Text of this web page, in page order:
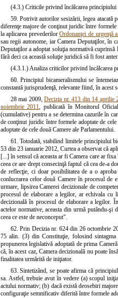
(4.3.) Criticile privind încălcarea principiului
59. Potrivit autorilor sesizării, legea atacată
diferenţe majore de conţinut juridic între formele
la aplicarea prevederilorOrdonanţei de urgenţă
sau regii autonome, iar Camera Deputaţilor, în
Deputaţilor a adoptat soluţia normativă
fără deci ca această soluţie juridică să fi fost
(4.3.1.) Analiza criticilor privind încălcarea
60. Principiul bicameralismului se
constantă jurisprudenţă, relevante fiind, în
28 mai 2009,Decizia nr. 413 din 14 aprilie
noiembrie 2011, publicată în Monitorul
(cumulative) pentru a se determina cazurile în
de conţinut juridic între formele adoptate de
adoptate de cele două Camere ale Parlamentului.
61. Totodată, stabilind limitele principiului
53 din 23 ianuarie 2012, Curtea a observat că
[...] în sensul că aceasta ar fi Camera care ar
ceea ce are drept consecinţă faptul că cea de-a
de reflecţie, ci doar posibilitatea de a o
conlucrarea celor două Camere în procesul
urmare, lipsirea Camerei decizionale de
procesul de elaborare a legilor, ar echivala cu
decizională în procesul de elaborare a legilor.
actelor normative, aceasta din urmă putându-
ceea ce este de neconceput".
62. Prin Decizia nr. 624 din 26 octombrie
75 alin. (3) din Constituţie, folosind
propunerea legislativă adoptată de prima
că, în acest caz, Camera decizională nu poate
finalitatea urmărită de iniţiator.
63. Sintetizând, se poate afirma că
sa. Astfel, trebuie avut în vedere (a) scopul
actului normativ; (b) dacă există deosebiri
configuraţie semnificativ diferită între formele